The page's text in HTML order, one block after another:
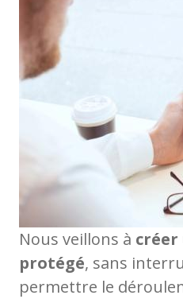
Nous veillons à créer
protégé, sans
permettre le